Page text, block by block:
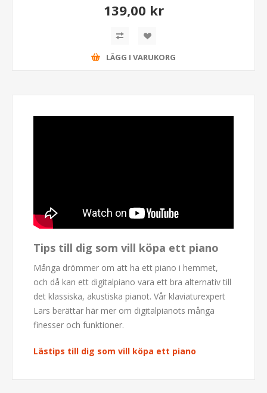
139,00 kr
LÄGG I VARUKORG
Tips till dig som vill köpa ett piano
Många drömmer om att ha ett piano i hemmet,
och då kan ett digitalpiano vara ett bra alternativ till
det klassiska, akustiska pianot. Vår klaviaturexpert
Lars berättar här mer om digitalpianots många
finesser och funktioner.
Lästips till dig som vill köpa ett piano